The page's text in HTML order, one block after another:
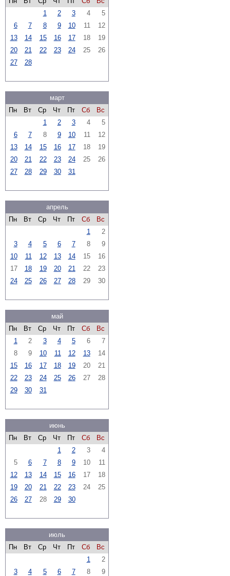
1
2 3 4
5
6
7 8 9 10 11
12
13
14 15 16 17 18
19
20
21 22 23 24 25
26
27
28
март
Пн
Вт Ср Чт Пт Сб
Вс
1
2 3 4
5
6
7 8 9 10 11
12
13
14 15 16 17 18
19
20
21 22 23 24 25
26
27
28 29 30 31
апрель
Пн
Вт Ср Чт Пт Сб
Вс
1
2
3
4 5 6 7 8
9
10
11 12 13 14 15
16
17
18 19 20 21 22
23
24
25 26 27 28 29 30
май
Пн
Вт Ср Чт Пт Сб
Вс
1
2 3 4 5 6
7
8
9 10 11 12 13
14
15
16 17 18 19 20
21
22
23 24 25 26 27
28
29
30 31
июнь
Пн
Вт Ср Чт Пт Сб
Вс
1
2 3
4
5
6 7 8 9 10
11
12
13 14 15 16 17
18
19
20 21 22 23 24
25
26
27 28 29 30
июль
Пн
Вт Ср Чт Пт Сб
Вс
1
2
3
4 5 6 7 8
9